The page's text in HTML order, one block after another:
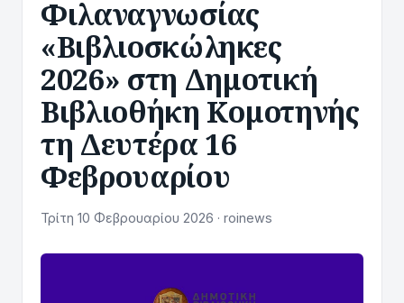
Φιλαναγνωσίας
«Βιβλιοσκώληκες
2026» στη Δημοτική
Βιβλιοθήκη Κομοτηνής
τη Δευτέρα 16
Φεβρουαρίου
Τρίτη 10 Φεβρουαρίου 2026 · roinews